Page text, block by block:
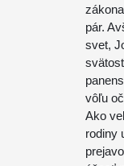
pár.
svet,
vôľu
Ako
rodiny